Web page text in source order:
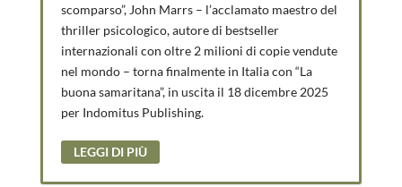
scomparso”, John Marrs – l’acclamato maestro del
thriller psicologico, autore di bestseller
internazionali con oltre 2 milioni di copie vendute
nel mondo – torna finalmente in Italia con “La
buona samaritana”, in uscita il 18 dicembre 2025
per Indomitus Publishing.
LEGGI DI PIÙ